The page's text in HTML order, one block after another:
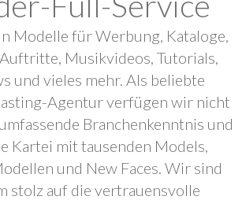
Modelle für Werbung, Kataloge,
Musikvideos, Tutorials,
und vieles mehr. Als beliebte
Agentur verfügen wir nicht
Branchenkenntnis und
Kartei mit tausenden Models,
und New Faces. Wir sind
stolz auf die vertrauensvolle